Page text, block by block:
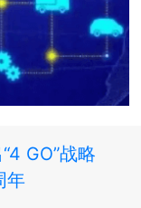
GO”战略
年